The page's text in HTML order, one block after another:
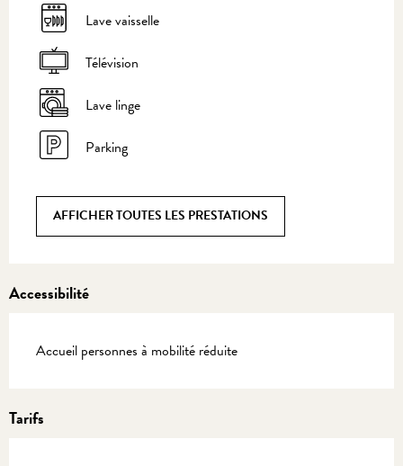
Lave vaisselle
Télévision
Lave linge
Parking
AFFICHER TOUTES LES PRESTATIONS
Accessibilité
Accueil personnes à mobilité réduite
Tarifs